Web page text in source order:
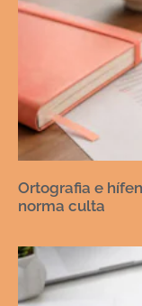
Ortografia e
norma culta